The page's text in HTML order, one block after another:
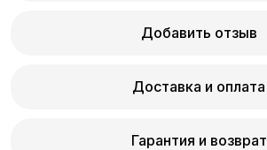
Добавить отзыв
Доставка и оплата
Гарантия и возврат